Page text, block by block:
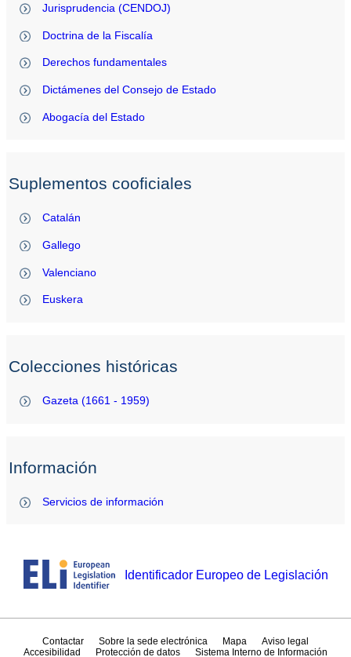
Jurisprudencia (CENDOJ)
Doctrina de la Fiscalía
Derechos fundamentales
Dictámenes del Consejo de Estado
Abogacía del Estado
Suplementos cooficiales
Catalán
Gallego
Valenciano
Euskera
Colecciones históricas
Gazeta (1661 - 1959)
Información
Servicios de información
Identificador Europeo de Legislación
Contactar Sobre la sede electrónica Mapa
Aviso legal
Accesibilidad
Protección de datos Sistema Interno de Información